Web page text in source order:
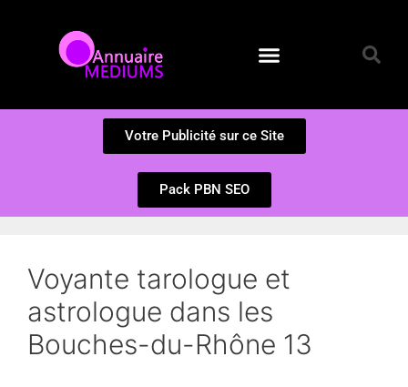
Votre Publicité sur ce Site
Pack PBN SEO
Voyante tarologue et
astrologue dans les
Bouches-du-Rhône 13